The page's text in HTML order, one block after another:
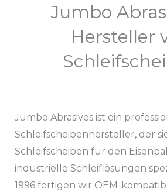
Türkçe
العربية
简体中文
Jumbo
Hersteller
Jumbo Abrasives ist ein
Schleifscheibenhersteller, der
Schleifscheiben für den
industrielle Schleiflösungen
1996 fertigen wir OEM-